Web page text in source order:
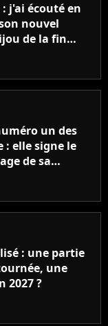
j'ai écouté en
nouvel
de la fin
un des
: elle signe le
de sa
Petal
: une partie
une
2027 ?